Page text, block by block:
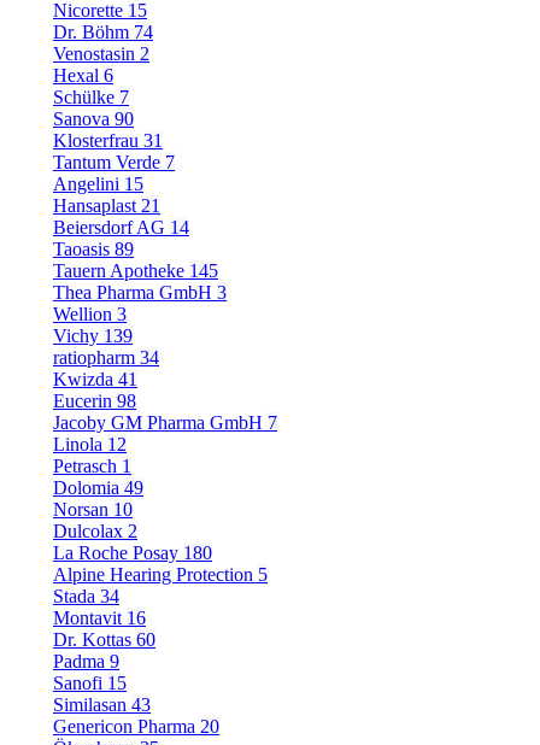
Nicorette 15
Dr. Böhm 74
Venostasin 2
Hexal 6
Schülke 7
Sanova 90
Klosterfrau 31
Tantum Verde 7
Angelini 15
Hansaplast 21
Beiersdorf AG 14
Taoasis 89
Tauern Apotheke 145
Thea Pharma GmbH 3
Wellion 3
Vichy 139
ratiopharm 34
Kwizda 41
Eucerin 98
Jacoby GM Pharma GmbH 7
Linola 12
Petrasch 1
Dolomia 49
Norsan 10
Dulcolax 2
La Roche Posay 180
Alpine Hearing Protection 5
Stada 34
Montavit 16
Dr. Kottas 60
Padma 9
Sanofi 15
Similasan 43
Genericon Pharma 20